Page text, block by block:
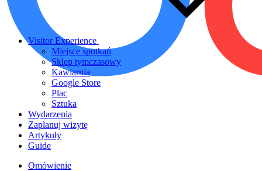
Visitor Experience
Miejsce spotkań
Sklep tymczasowy
Kawiarnia
Google Store
Plac
Sztuka
Wydarzenia
Zaplanuj wizytę
Artykuły
Guide
Omówienie